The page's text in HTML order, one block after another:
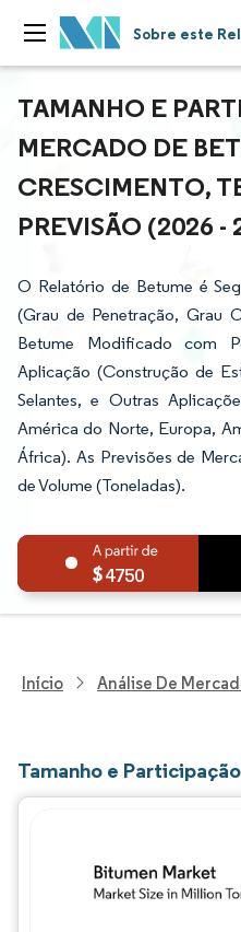
Sobre este
TAMANHO E
MERCADO DE
CRESCIMENTO,
PREVISÃO (2026 -
O Relatório de Betume é
(Grau de Penetração, Grau
Betume Modificado com
Aplicação (Construção de
Selantes, e Outras
América do Norte, Europa,
África). As Previsões de
de Volume (Toneladas).
4750
Início Análise De
Tamanho e